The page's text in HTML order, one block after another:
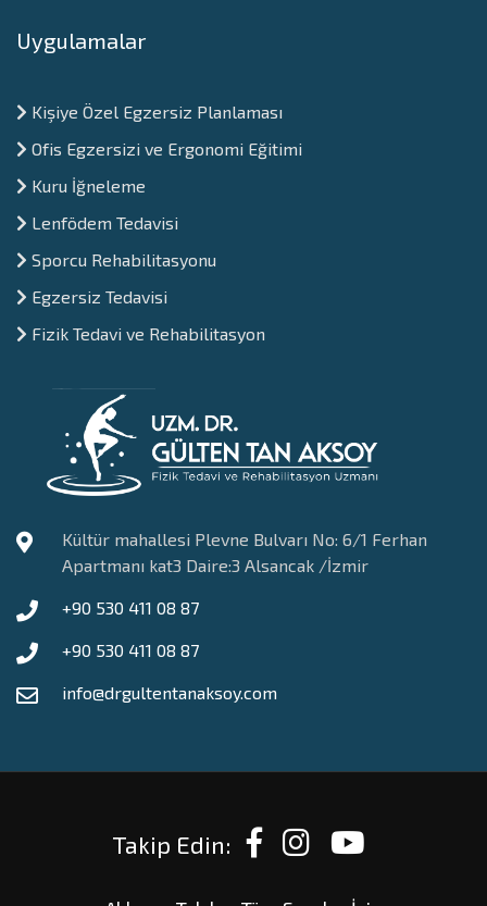
Uygulamalar
Kişiye Özel Egzersiz Planlaması
Ofis Egzersizi ve Ergonomi Eğitimi
Kuru İğneleme
Lenfödem Tedavisi
Sporcu Rehabilitasyonu
⁠Egzersiz Tedavisi
Fizik Tedavi ve Rehabilitasyon
Kültür mahallesi Plevne Bulvarı No: 6/1 Ferhan
Apartmanı kat3 Daire:3 Alsancak /İzmir
+90 530 411 08 87
+90 530 411 08 87
info@drgultentanaksoy.com
Takip Edin: